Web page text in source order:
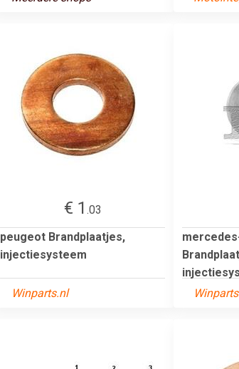
€ 1 .03
peugeot Brandplaatjes,
injectiesysteem
Winparts.nl